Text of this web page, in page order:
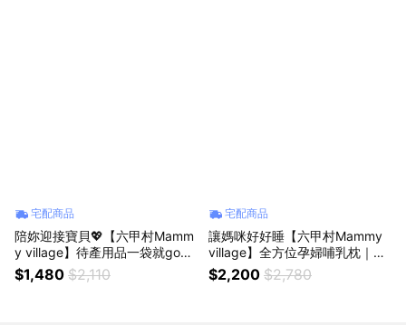
宅配商品
陪妳迎接寶貝💖【六甲村Mamm
y village】待產用品一袋就go~
孕媽咪待產包組｜剖腹 自然產
產後哺乳 一應俱全 提了就走 婦
$1,480 $2,110
宅配商品
讓媽咪好好睡【六甲村Mammy
village】全方位孕婦哺乳枕｜瞬
涼柔膚 [收禮者可自選] 附暖心祝
福卡 涼感 懷孕 好眠 紓壓 放鬆
$2,200 $2,780